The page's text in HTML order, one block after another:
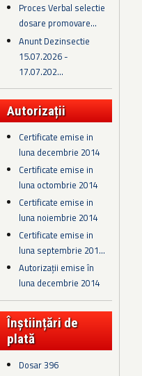
Proces Verbal selectie
dosare promovare...
Anunt Dezinsectie
15.07.2026 -
17.07.202...
Autorizații
Certificate emise in
luna decembrie 2014
Certificate emise in
luna octombrie 2014
Certificate emise in
luna noiembrie 2014
Certificate emise in
luna septembrie 201...
Autorizații emise în
luna decembrie 2014
Înștiințări de
plată
Dosar 396